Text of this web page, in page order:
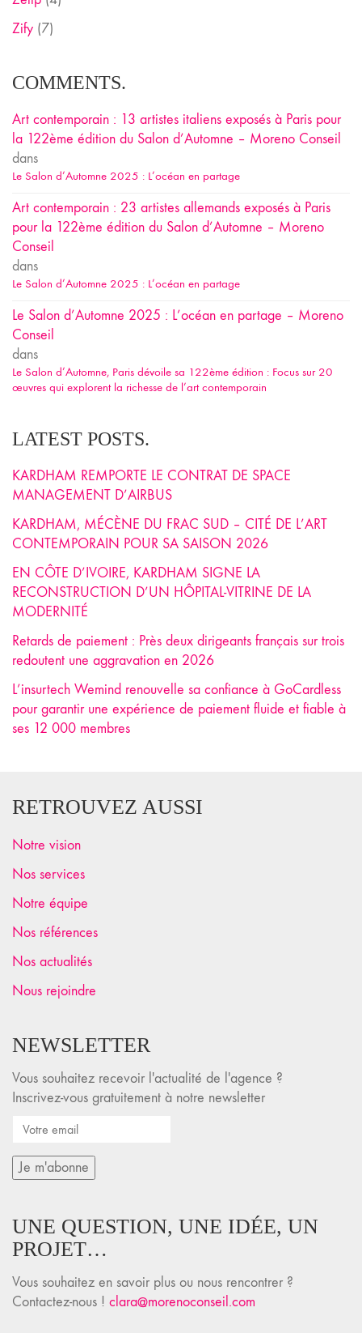
Zify (7)
COMMENTS.
Art contemporain : 13 artistes italiens exposés à Paris pour
la 122ème édition du Salon d’Automne – Moreno Conseil
dans
Le Salon d’Automne 2025 : L’océan en partage
Art contemporain : 23 artistes allemands exposés à Paris
pour la 122ème édition du Salon d’Automne – Moreno
Conseil
dans
Le Salon d’Automne 2025 : L’océan en partage
Le Salon d’Automne 2025 : L’océan en partage – Moreno
Conseil
dans
Le Salon d’Automne, Paris dévoile sa 122ème édition : Focus sur 20
œuvres qui explorent la richesse de l’art contemporain
LATEST POSTS.
KARDHAM REMPORTE LE CONTRAT DE SPACE
MANAGEMENT D’AIRBUS
KARDHAM, MÉCÈNE DU FRAC SUD – CITÉ DE L’ART
CONTEMPORAIN POUR SA SAISON 2026
EN CÔTE D’IVOIRE, KARDHAM SIGNE LA
RECONSTRUCTION D’UN HÔPITAL-VITRINE DE LA
MODERNITÉ
Retards de paiement : Près deux dirigeants français sur trois
redoutent une aggravation en 2026
L’insurtech Wemind renouvelle sa confiance à GoCardless
pour garantir une expérience de paiement fluide et fiable à
ses 12 000 membres
RETROUVEZ AUSSI
Notre vision
Nos services
Notre équipe
Nos références
Nos actualités
Nous rejoindre
NEWSLETTER
Vous souhaitez recevoir l'actualité de l'agence ?
Inscrivez-vous gratuitement à notre newsletter
UNE QUESTION, UNE IDÉE, UN
PROJET…
Vous souhaitez en savoir plus ou nous rencontrer ?
Contactez-nous ! clara@morenoconseil.com